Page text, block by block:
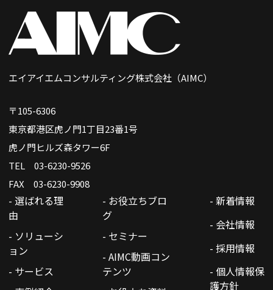
エイアイエムコンサルティング株式会社（AIMC）
〒105-6306
東京都港区虎ノ門1丁目23番1号
虎ノ門ヒルズ森タワー6F
TEL 03-6230-9526
FAX 03-6230-9908
- 選ばれる理
由
- ソリューシ
ョン
- サービス
- お役立ちブロ
グ
- セミナー
- AIMC動画コン
テンツ
- 新着情報
- 会社情報
- 採用情報
- 個人情報保
護方針